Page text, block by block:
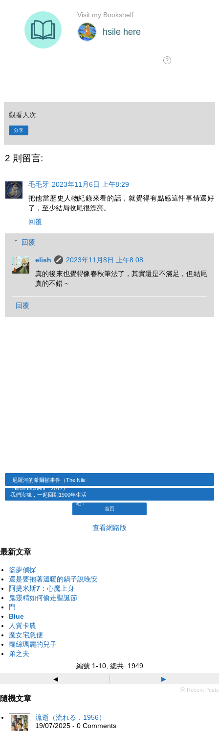
觀看人次:
分享
2 則留言:
毛毛牙 2023年11月6日 上午8:29
把他當歷史人物紀錄來看的話，就覺得有點感這件事情還好
了，至少結局收尾很漂亮。
回覆
回覆
elish
2023年11月8日 上午8:08
真的後來也覺得像春秋筆法了，其實還是不滿足，但結尾
真的不錯 ~
回覆
尼羅河的希爾頓事件（The Nile
Hilton Incident．2017）
我們沒瘋，一起回到1900年生活
吧！
首頁
查看網路版
最新文章
盜夢偵探
還是要抱著溫暖的鍋子說晚安
阿提米斯7：心魔上身
鬼靈精如何偷走聖誕節
門
Blue
人質卡農
魔女宅急便
蘿絲瑪麗的兒子
弟之夫
編號 1-10, 總共: 1949
◂ ▸
ⓦ Recent Posts
隨機文章
流逝（流れる．1956）
19/07/2025 - 0 Comments